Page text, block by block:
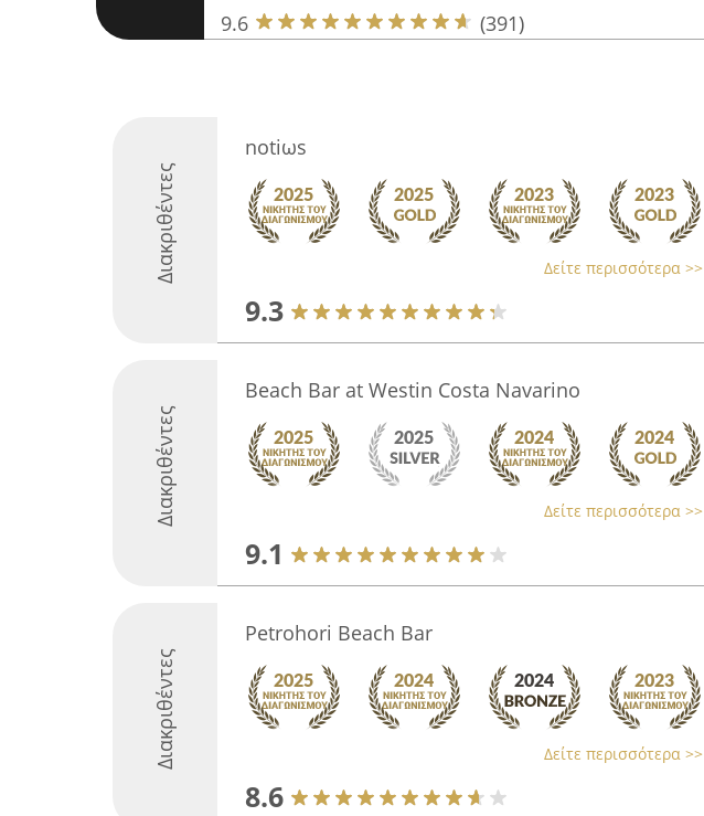
9.6 (391)
Διακριθέντες
notiωs
Δείτε περισσότερα >>
9.3
Διακριθέντες
Beach Bar at Westin Costa Navarino
Δείτε περισσότερα >>
9.1
Διακριθέντες
Petrohori Beach Bar
Δείτε περισσότερα >>
8.6